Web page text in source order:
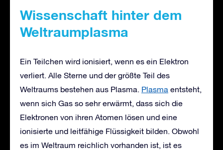
Wissenschaft hinter dem
Weltraumplasma
Ein Teilchen wird ionisiert, wenn es ein Elektron
verliert. Alle Sterne und der größte Teil des
Weltraums bestehen aus Plasma. Plasma entsteht,
wenn sich Gas so sehr erwärmt, dass sich die
Elektronen von ihren Atomen lösen und eine
ionisierte und leitfähige Flüssigkeit bilden. Obwohl
es im Weltraum reichlich vorhanden ist, ist es